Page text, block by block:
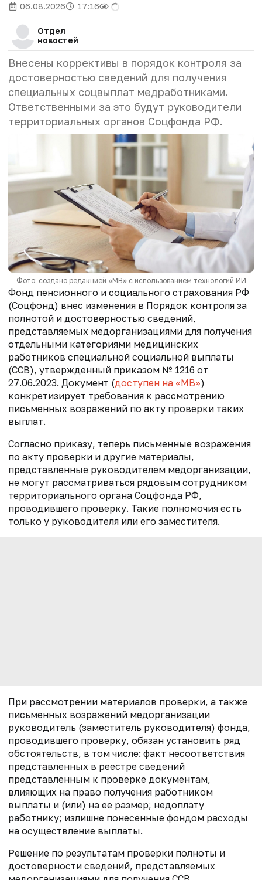
06.08.2026 17:16
Отдел
новостей
Внесены коррективы в порядок контроля за
достоверностью сведений для получения
специальных соцвыплат медработниками.
Ответственными за это будут руководители
территориальных органов Соцфонда РФ.
Фото: создано редакцией «МВ» с использованием технологий ИИ
Фонд пенсионного и социального страхования РФ
(Соцфонд) внес изменения в Порядок контроля за
полнотой и достоверностью сведений,
представляемых медорганизациями для получения
отдельными категориями медицинских
работников специальной социальной выплаты
(ССВ), утвержденный приказом № 1216 от
27.06.2023. Документ (доступен на «МВ»)
конкретизирует требования к рассмотрению
письменных возражений по акту проверки таких
выплат.
Согласно приказу, теперь письменные возражения
по акту проверки и другие материалы,
представленные руководителем медорганизации,
не могут рассматриваться рядовым сотрудником
территориального органа Соцфонда РФ,
проводившего проверку. Такие полномочия есть
только у руководителя или его заместителя.
При рассмотрении материалов проверки, а также
письменных возражений медорганизации
руководитель (заместитель руководителя) фонда,
проводившего проверку, обязан установить ряд
обстоятельств, в том числе: факт несоответствия
представленных в реестре сведений
представленным к проверке документам,
влияющих на право получения работником
выплаты и (или) на ее размер; недоплату
работнику; излишне понесенные фондом расходы
на осуществление выплаты.
Решение по результатам проверки полноты и
достоверности сведений, представляемых